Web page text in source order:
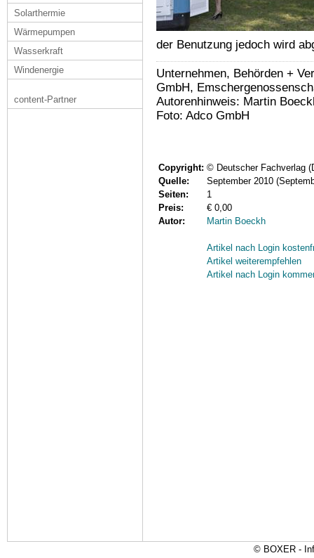
Solarthermie
Wärmepumpen
Wasserkraft
Windenergie
content-Partner
der Benutzung jedoch wird
Unternehmen, Behörden +
GmbH,
Autorenhinweis: Martin
Foto: Adco GmbH
Copyright: © Deutscher Fachverlag
Quelle:
September 2010
Seiten:
1
Preis:
€ 0,00
Autor:
Martin Boeckh
Artikel nach Login
Artikel weiterempfehlen
Artikel nach Login
© BOXER -